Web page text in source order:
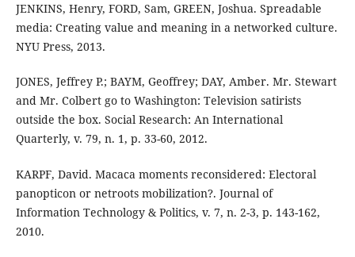
JENKINS, Henry, FORD, Sam, GREEN, Joshua. Spreadable
media: Creating value and meaning in a networked culture.
NYU Press, 2013.
JONES, Jeffrey P.; BAYM, Geoffrey; DAY, Amber. Mr. Stewart
and Mr. Colbert go to Washington: Television satirists
outside the box. Social Research: An International
Quarterly, v. 79, n. 1, p. 33-60, 2012.
KARPF, David. Macaca moments reconsidered: Electoral
panopticon or netroots mobilization?. Journal of
Information Technology & Politics, v. 7, n. 2-3, p. 143-162,
2010.